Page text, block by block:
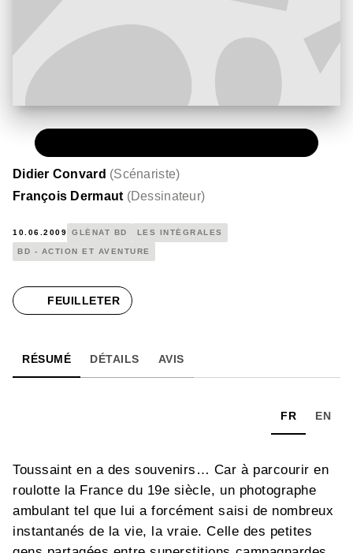
Didier Convard (Scénariste)
François Dermaut (Dessinateur)
10.06.2009 GLÉNAT BD LES INTÉGRALES
BD - ACTION ET AVENTURE
FEUILLETER
RÉSUMÉ DÉTAILS AVIS
FR EN
Toussaint en a des souvenirs… Car à parcourir en
roulotte la France du 19e siècle, un photographe
ambulant tel que lui a forcément saisi de nombreux
instantanés de la vie, la vraie. Celle des petites